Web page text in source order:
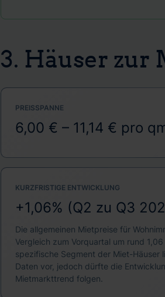
3. Häuser zur
PREISSPANNE
6,00 € – 11,14 € pro
KURZFRISTIGE ENTWICKLUNG
+1,06% (Q2 zu Q3
Die allgemeinen Mietpreise für
Vergleich zum Vorquartal um rund
spezifische Segment der Miet-Häuser
Daten vor, jedoch dürfte die
Mietmarkttrend folgen.